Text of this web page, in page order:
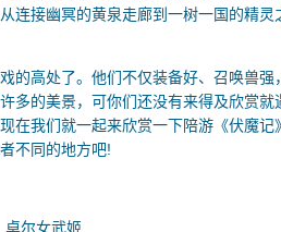
连接幽冥的黄泉走廊到一树一国的精灵
高处了。他们不仅装备好、召唤兽强
多的美景，可你们还没有来得及欣赏就
在我们就一起来欣赏一下陪游《伏魔记
不同的地方吧!
卓尔女武姬